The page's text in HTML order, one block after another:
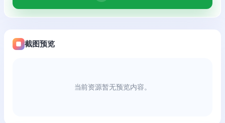
截图预览
当前资源暂无预览内容。